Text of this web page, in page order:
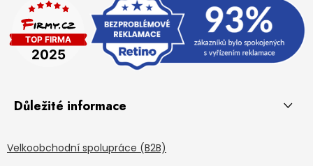
Důležité informace
Velkoobchodní spolupráce (B2B)